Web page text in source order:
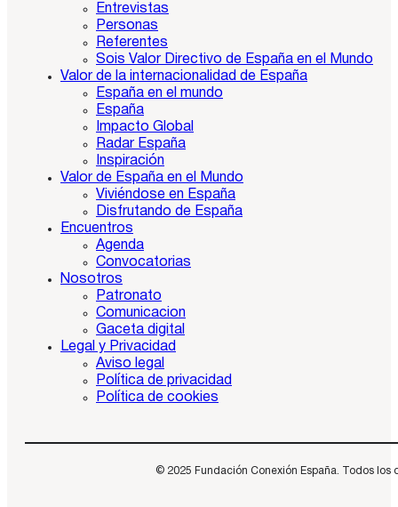
Entrevistas
Personas
Referentes
Sois Valor Directivo de España en el Mundo
Valor de la internacionalidad de España
España en el mundo
España
Impacto Global
Radar España
Inspiración
Valor de España en el Mundo
Viviéndose en España
Disfrutando de España
Encuentros
Agenda
Convocatorias
Nosotros
Patronato
Comunicacion
Gaceta digital
Legal y Privacidad
Aviso legal
Política de privacidad
Política de cookies
© 2025 Fundación Conexión España. Todos los